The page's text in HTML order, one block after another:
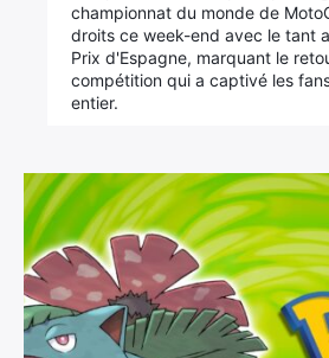
championnat du monde de
droits ce week-end avec le tant
Prix d'Espagne, marquant le
compétition qui a captivé les
entier.